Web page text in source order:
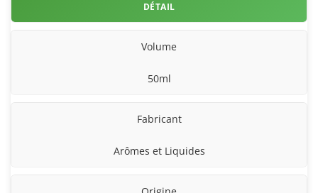
DÉTAIL
Volume
50ml
Fabricant
Arômes et Liquides